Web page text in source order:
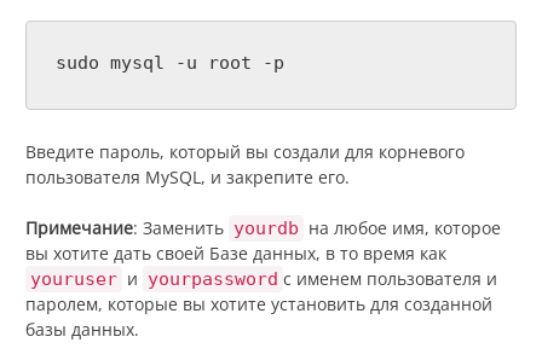
sudo mysql -u root -p
Введите пароль, который вы создали для корневого
пользователя MySQL, и закрепите его.
Примечание: Заменить yourdb на любое имя, которое
вы хотите дать своей Базе данных, в то время как
youruser и yourpassword с именем пользователя и
паролем, которые вы хотите установить для созданной
базы данных.